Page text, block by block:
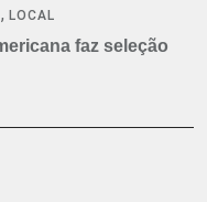
,LOCAL
faz seleção